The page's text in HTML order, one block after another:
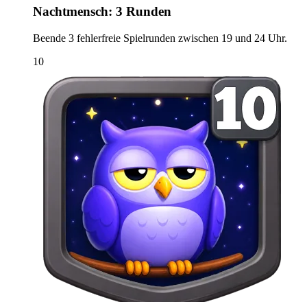
Nachtmensch: 3 Runden
Beende 3 fehlerfreie Spielrunden zwischen 19 und 24 Uhr.
10